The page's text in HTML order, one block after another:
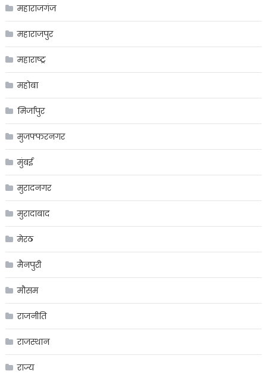
महाराजगंज
महाराजपुर
महाराष्ट्र
महोबा
मिर्जापुर
मुजफ्फरनगर
मुंबई
मुरादनगर
मुरादाबाद
मेरठ
मैनपुरी
मौसम
राजनीति
राजस्थान
राज्य